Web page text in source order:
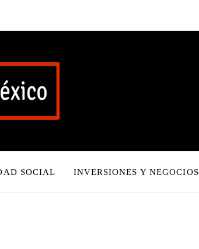
SOCIAL INVERSIONES Y NEGOCIOS